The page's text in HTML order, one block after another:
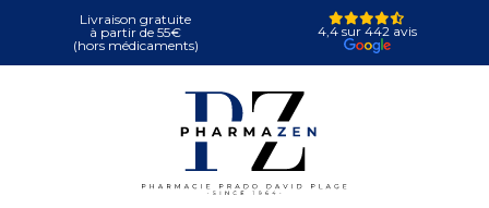
Livraison gratuite
à partir de 55€
(hors médicaments)
4,4 sur 442 avis